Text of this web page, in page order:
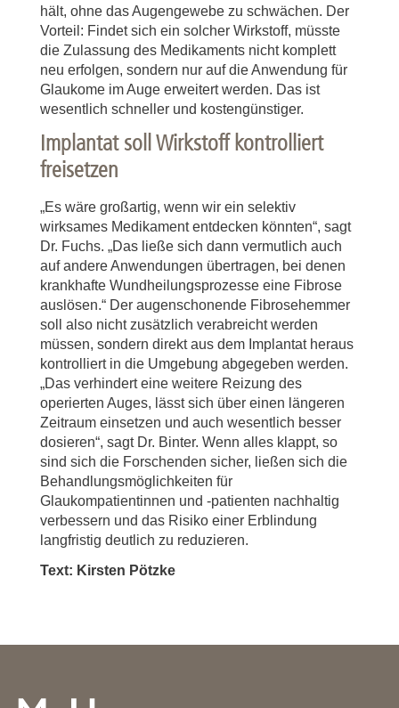
hält, ohne das Augengewebe zu schwächen. Der
Vorteil: Findet sich ein solcher Wirkstoff, müsste
die Zulassung des Medikaments nicht komplett
neu erfolgen, sondern nur auf die Anwendung für
Glaukome im Auge erweitert werden. Das ist
wesentlich schneller und kostengünstiger.
Implantat soll Wirkstoff kontrolliert
freisetzen
„Es wäre großartig, wenn wir ein selektiv
wirksames Medikament entdecken könnten“, sagt
Dr. Fuchs. „Das ließe sich dann vermutlich auch
auf andere Anwendungen übertragen, bei denen
krankhafte Wundheilungsprozesse eine Fibrose
auslösen.“ Der augenschonende Fibrosehemmer
soll also nicht zusätzlich verabreicht werden
müssen, sondern direkt aus dem Implantat heraus
kontrolliert in die Umgebung abgegeben werden.
„Das verhindert eine weitere Reizung des
operierten Auges, lässt sich über einen längeren
Zeitraum einsetzen und auch wesentlich besser
dosieren“, sagt Dr. Binter. Wenn alles klappt, so
sind sich die Forschenden sicher, ließen sich die
Behandlungsmöglichkeiten für
Glaukompatientinnen und -patienten nachhaltig
verbessern und das Risiko einer Erblindung
langfristig deutlich zu reduzieren.
Text: Kirsten Pötzke